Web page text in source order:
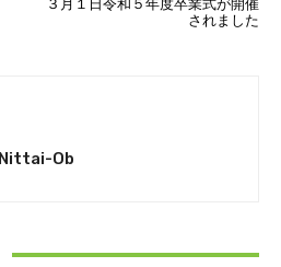
３月１日令和５年度卒業式が開催
されました
Nittai-Ob